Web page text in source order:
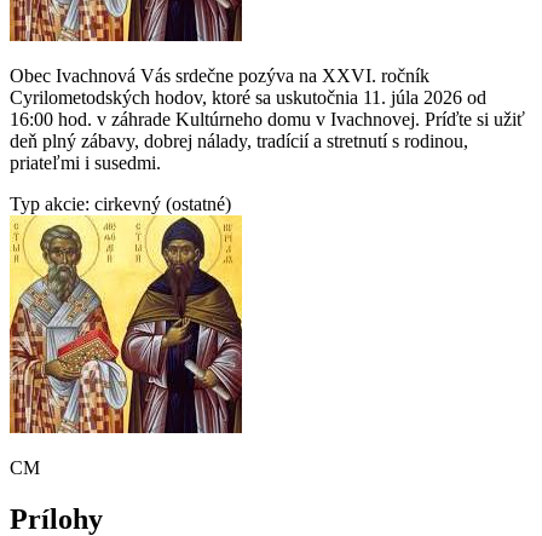
Obec Ivachnová Vás srdečne pozýva na XXVI. ročník
Cyrilometodských hodov, ktoré sa uskutočnia 11. júla 2026 od
16:00 hod. v záhrade Kultúrneho domu v Ivachnovej. Príďte si užiť
deň plný zábavy, dobrej nálady, tradícií a stretnutí s rodinou,
priateľmi i susedmi.
Typ akcie: cirkevný (ostatné)
CM
Prílohy